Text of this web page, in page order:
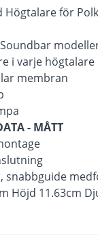
Högtalare för
i varje högtalare
membran
- MÅTT
snabbguide
Höjd 11.63cm